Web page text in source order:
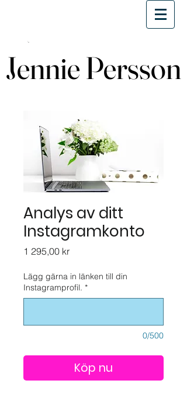
Jennie Persson
Jennie Persson
Analys av ditt
Instagramkonto
1 295,00 krPris
Lägg gärna in länken till din
Instagramprofil. *
0/500
Köp nu